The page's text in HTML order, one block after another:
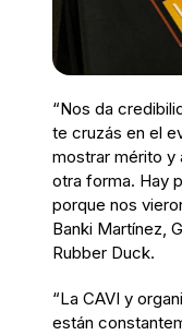
“Nos da
te cruzás en el
mostrar mérito y
otra forma. Hay
porque nos
Banki Martínez,
Rubber Duck.
“La CAVI y
están